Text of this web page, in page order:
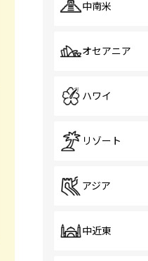
中南米
オセアニア
ハワイ
リゾート
アジア
中近東